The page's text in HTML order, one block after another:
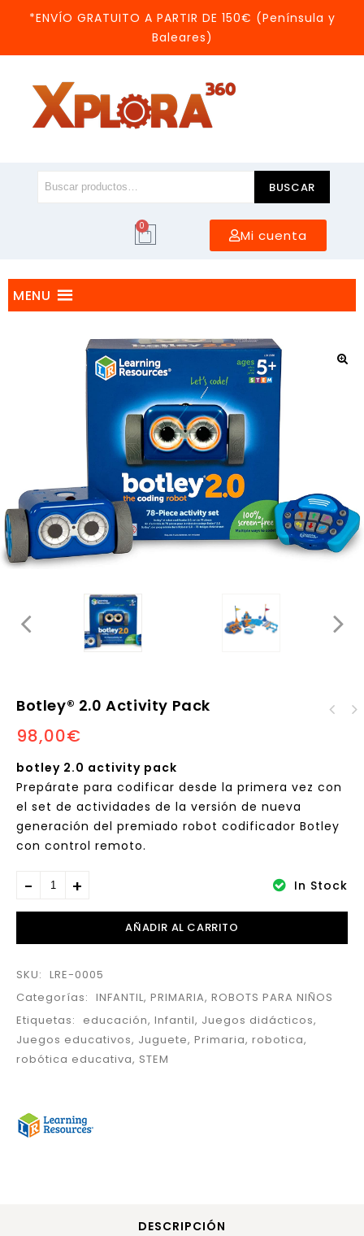
*ENVÍO GRATUITO A PARTIR DE 150€ (Península y
Baleares)
BUSCAR
0
Mi cuenta
MENU
Botley® 2.0 Activity Pack
98,00€
botley 2.0 activity pack
Prepárate para codificar desde la primera vez con
el set de actividades de la versión de nueva
generación del premiado robot codificador Botley
con control remoto.
In Stock
AÑADIR AL CARRITO
SKU: LRE-0005
Categorías: INFANTIL, PRIMARIA, ROBOTS PARA NIÑOS
Etiquetas:
educación, Infantil, Juegos didácticos,
Juegos educativos, Juguete, Primaria, robotica,
robótica educativa, STEM
DESCRIPCIÓN